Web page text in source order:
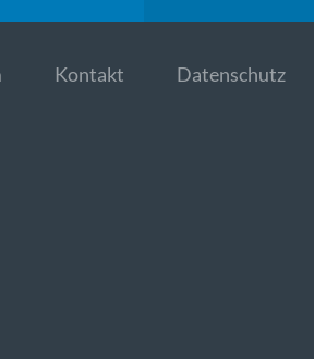
Kontakt Datenschutz